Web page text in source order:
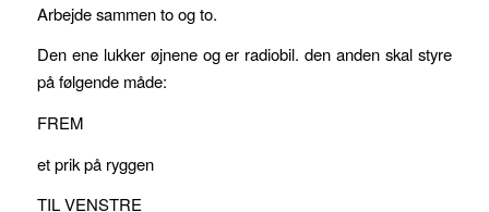
Arbejde sammen to og to.
Den ene lukker øjnene og er radiobil. den anden skal styre
på følgende måde:
FREM
et prik på ryggen
TIL VENSTRE